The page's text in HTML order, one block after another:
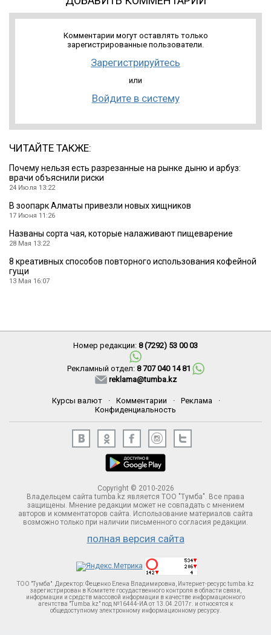
Комментарии могут оставлять только
зарегистрированные пользователи.
Зарегистрируйтесь
или
Войдите в систему
ЧИТАЙТЕ ТАКЖЕ:
Почему нельзя есть разрезанные на рынке дыню и арбуз:
врачи объяснили риски
24 Июля 13:22
В зоопарк Алматы привезли новых хищников
17 Июня 11:26
Названы сорта чая, которые налаживают пищеварение
28 Мая 13:22
8 креативных способов повторного использования кофейной
гущи
13 Мая 16:07
Номер редакции: 8 (7292) 53 00 03
Рекламный отдел: 8 707 040 14 81
reklama@tumba.kz
Курсы валют · Комментарии · Реклама
·
Конфиденциальность
Copyright © 2010-2026
Владельцем сайта tumba.kz является ТОО "Тумба". Все права
защищены. Мнение редакции может не совпадать с мнением
авторов и комментаторов сайта. Использование материалов сайта
возможно только при наличии письменного согласия редакции.
полная версия сайта
ТОО "Тумба". Директор: Фещенко Елена Владимировна, Интернет-ресурс tumba.kz
зарегистрирован в Комитете госудаственного контроля в области связи,
информации и средств массовой информации в качестве информационного
агентства "Tumba.kz" под №16444-ИА от 13.04.2017г. и относятся к
общедоступному электронному информационному ресурсу.